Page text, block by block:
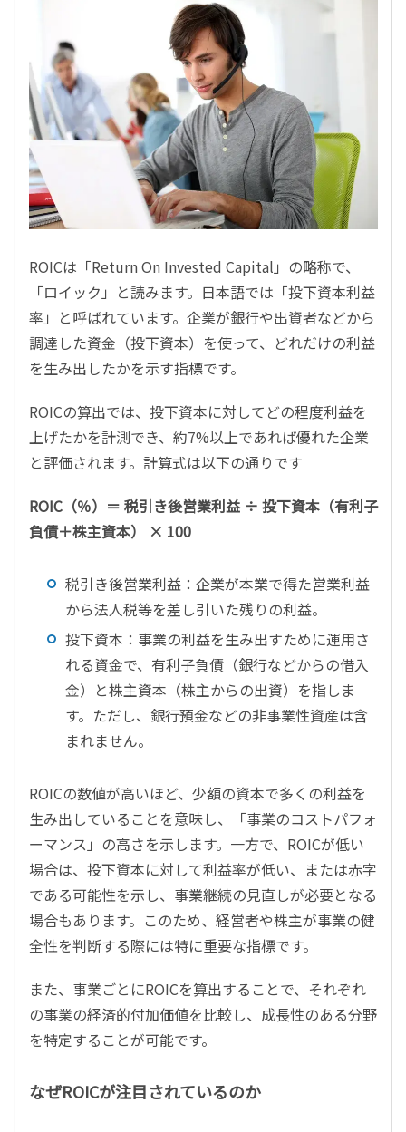
ROICは「Return On Invested Capital」の略称で、
「ロイック」と読みます。日本語では「投下資本利益
率」と呼ばれています。企業が銀行や出資者などから
調達した資金（投下資本）を使って、どれだけの利益
を生み出したかを示す指標です。
ROICの算出では、投下資本に対してどの程度利益を
上げたかを計測でき、約7%以上であれば優れた企業
と評価されます。計算式は以下の通りです
ROIC（％）＝ 税引き後営業利益 ÷ 投下資本（有利子
負債＋株主資本） × 100
税引き後営業利益：企業が本業で得た営業利益
から法人税等を差し引いた残りの利益。
投下資本：事業の利益を生み出すために運用さ
れる資金で、有利子負債（銀行などからの借入
金）と株主資本（株主からの出資）を指しま
す。ただし、銀行預金などの非事業性資産は含
まれません。
ROICの数値が高いほど、少額の資本で多くの利益を
生み出していることを意味し、「事業のコストパフォ
ーマンス」の高さを示します。一方で、ROICが低い
場合は、投下資本に対して利益率が低い、または赤字
である可能性を示し、事業継続の見直しが必要となる
場合もあります。このため、経営者や株主が事業の健
全性を判断する際には特に重要な指標です。
また、事業ごとにROICを算出することで、それぞれ
の事業の経済的付加価値を比較し、成長性のある分野
を特定することが可能です。
なぜROICが注目されているのか